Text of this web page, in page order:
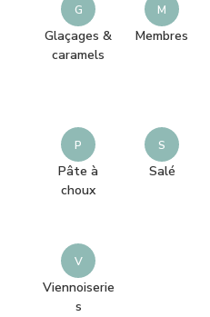
G
Glaçages &
caramels
M
Membres
P
Pâte à
choux
S
Salé
V
Viennoiserie
s